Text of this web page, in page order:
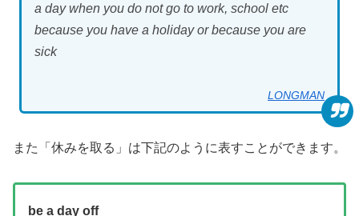
a day when you do not go to work, school etc
because you have a holiday or because you are
sick
LONGMAN
また「休みを取る」は下記のように表すことができます。
be a day off